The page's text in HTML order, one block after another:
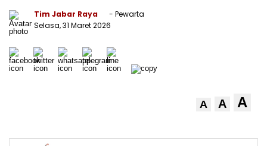
Tim Jabar Raya
- Pewarta
Selasa, 31 Maret 2026
A A A